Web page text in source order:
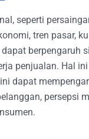
seperti
tren pasar,
berpengaruh
penjualan. Hal
dapat
persepsi